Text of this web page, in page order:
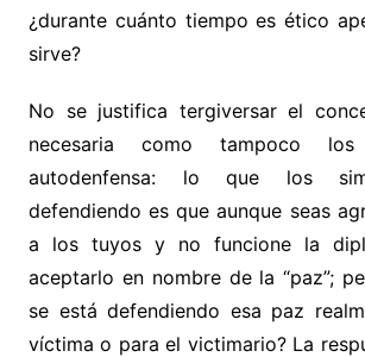
¿durante cuánto tiempo es ético
sirve?
No se justifica tergiversar el
necesaria como tampoco
autodenfensa: lo que los
defendiendo es que aunque seas
a los tuyos y no funcione la
aceptarlo en nombre de la “paz”;
se está defendiendo esa paz
víctima o para el victimario? La